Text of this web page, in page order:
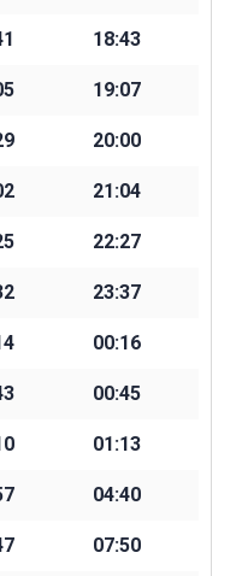
18:43
19:07
20:00
21:04
22:27
23:37
00:16
00:45
01:13
04:40
07:50